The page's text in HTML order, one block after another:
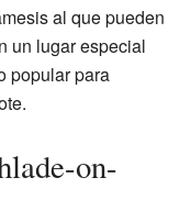
al que pueden
un lugar especial
popular para
on-